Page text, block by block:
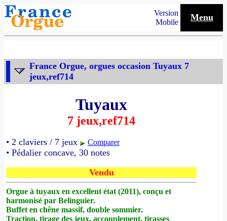
Version
Mobile
Menu
France Orgue, orgues occasion Tuyaux 7
jeux,ref714
Tuyaux
7 jeux,ref714
• 2 claviers / 7 jeux Comparer
• Pédalier concave, 30 notes
Vendu
Orgue à tuyaux en excellent état (2011), conçu et
harmonisé par Belinguier.
Buffet en chêne massif, double sommier.
Traction, tirage des jeux, accouplement, tirasses